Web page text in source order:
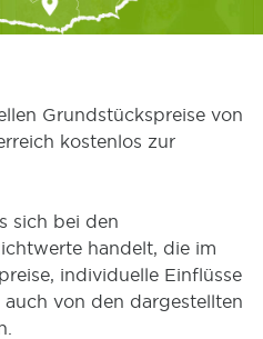
Grundstückspreise von
kostenlos zur
sich bei den
handelt, die im
individuelle Einflüsse
von den dargestellten